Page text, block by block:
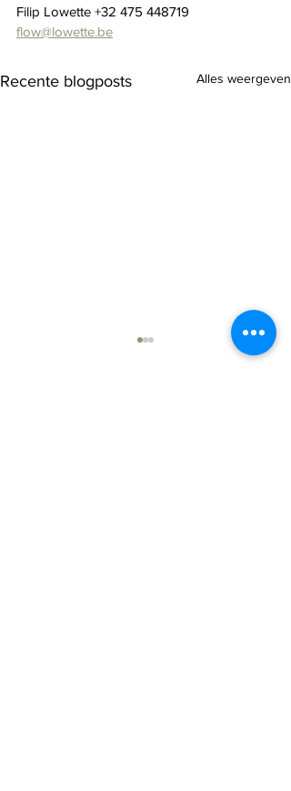
Filip Lowette +32 475 448719
flow@lowette.be
Recente blogposts Alles weergeven